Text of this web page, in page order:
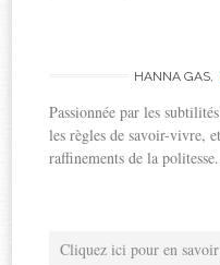
HANNA GAS,
Passionnée par les
les règles de savoir-vivre,
raffinements de la
Cliquez ici pour en